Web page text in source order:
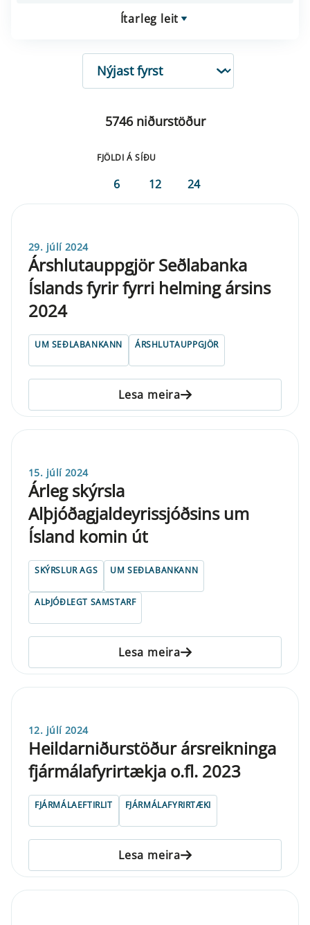
Ítarleg leit
RÖÐUN
5746 niðurstöður
FJÖLDI Á SÍÐU
6 12 24
29. júlí 2024
Árshlutauppgjör Seðlabanka
Íslands fyrir fyrri helming ársins
2024
UM SEÐLABANKANN ÁRSHLUTAUPPGJÖR
Lesa meira
15. júlí 2024
Árleg skýrsla
Alþjóðagjaldeyrissjóðsins um
Ísland komin út
SKÝRSLUR AGS UM SEÐLABANKANN
ALÞJÓÐLEGT SAMSTARF
Lesa meira
12. júlí 2024
Heildarniðurstöður ársreikninga
fjármálafyrirtækja o.fl. 2023
FJÁRMÁLAEFTIRLIT FJÁRMÁLAFYRIRTÆKI
Lesa meira